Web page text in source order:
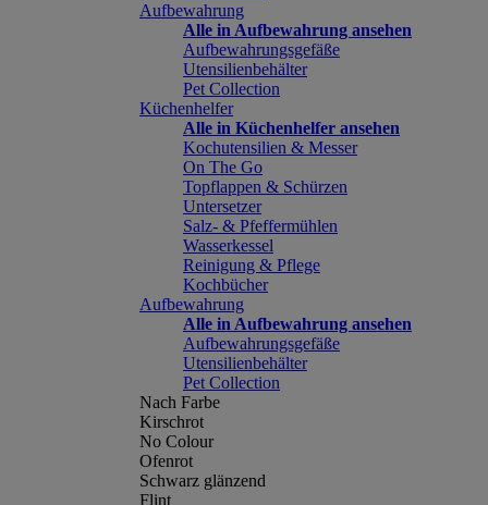
Aufbewahrung
Alle in Aufbewahrung ansehen
Aufbewahrungsgefäße
Utensilienbehälter
Pet Collection
Küchenhelfer
Alle in Küchenhelfer ansehen
Kochutensilien & Messer
On The Go
Topflappen & Schürzen
Untersetzer
Salz- & Pfeffermühlen
Wasserkessel
Reinigung & Pflege
Kochbücher
Aufbewahrung
Alle in Aufbewahrung ansehen
Aufbewahrungsgefäße
Utensilienbehälter
Pet Collection
Nach Farbe
Kirschrot
No Colour
Ofenrot
Schwarz glänzend
Flint